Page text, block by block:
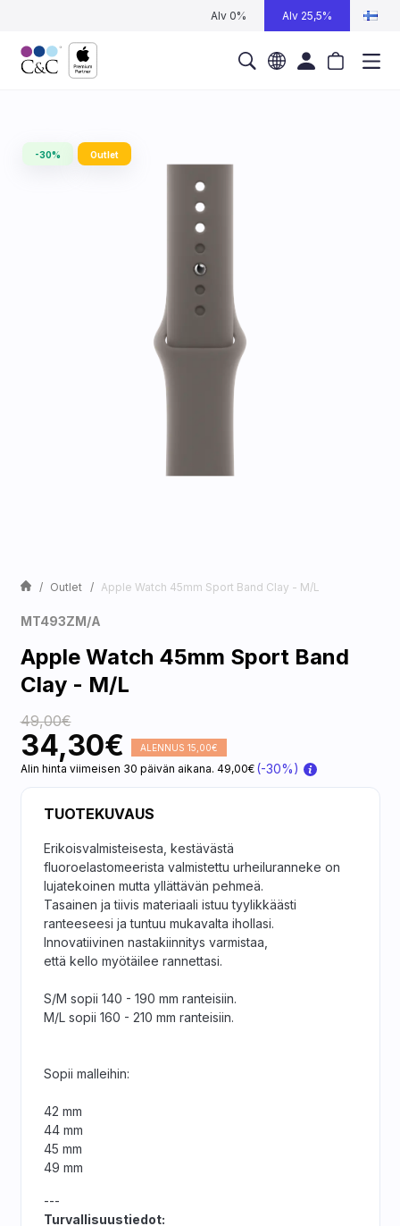
Alv 0% Alv 25,5%
-30% Outlet
Outlet Apple Watch 45mm Sport Band Clay - M/L
MT493ZM/A
Apple Watch 45mm Sport Band
Clay - M/L
49,00€
34,30€ ALENNUS 15,00€
Alin hinta viimeisen 30 päivän aikana. 49,00€ (-30%)
TUOTEKUVAUS
Erikoisvalmisteisesta, kestävästä
fluoroelastomeerista valmistettu urheiluranneke on
lujatekoinen mutta yllättävän pehmeä.
Tasainen ja tiivis materiaali istuu tyylikkäästi
ranteeseesi ja tuntuu mukavalta ihollasi.
Innovatiivinen nastakiinnitys varmistaa,
että kello myötäilee rannettasi.
S/M sopii 140 - 190 mm ranteisiin.
M/L sopii 160 - 210 mm ranteisiin.
Sopii malleihin:
42 mm
44 mm
45 mm
49 mm
---
Turvallisuustiedot: